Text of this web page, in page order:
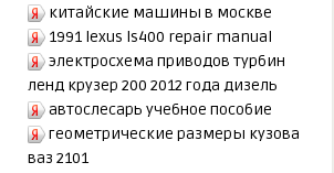
китайские машины в москве
1991 lexus ls400 repair manual
электросхема приводов турбин
ленд крузер 200 2012 года дизель
автослесарь учебное пособие
геометрические размеры кузова
ваз 2101